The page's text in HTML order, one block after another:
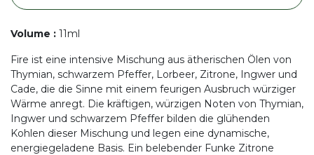
Volume : 11ml
Fire ist eine intensive Mischung aus ätherischen Ölen von
Thymian, schwarzem Pfeffer, Lorbeer, Zitrone, Ingwer und
Cade, die die Sinne mit einem feurigen Ausbruch würziger
Wärme anregt. Die kräftigen, würzigen Noten von Thymian,
Ingwer und schwarzem Pfeffer bilden die glühenden
Kohlen dieser Mischung und legen eine dynamische,
energiegeladene Basis. Ein belebender Funke Zitrone